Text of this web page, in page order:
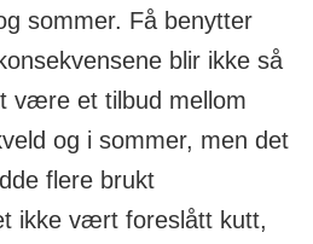
sommer. Få benytter
blir ikke så
være et tilbud mellom
og i sommer, men det
flere brukt
ikke vært foreslått kutt,